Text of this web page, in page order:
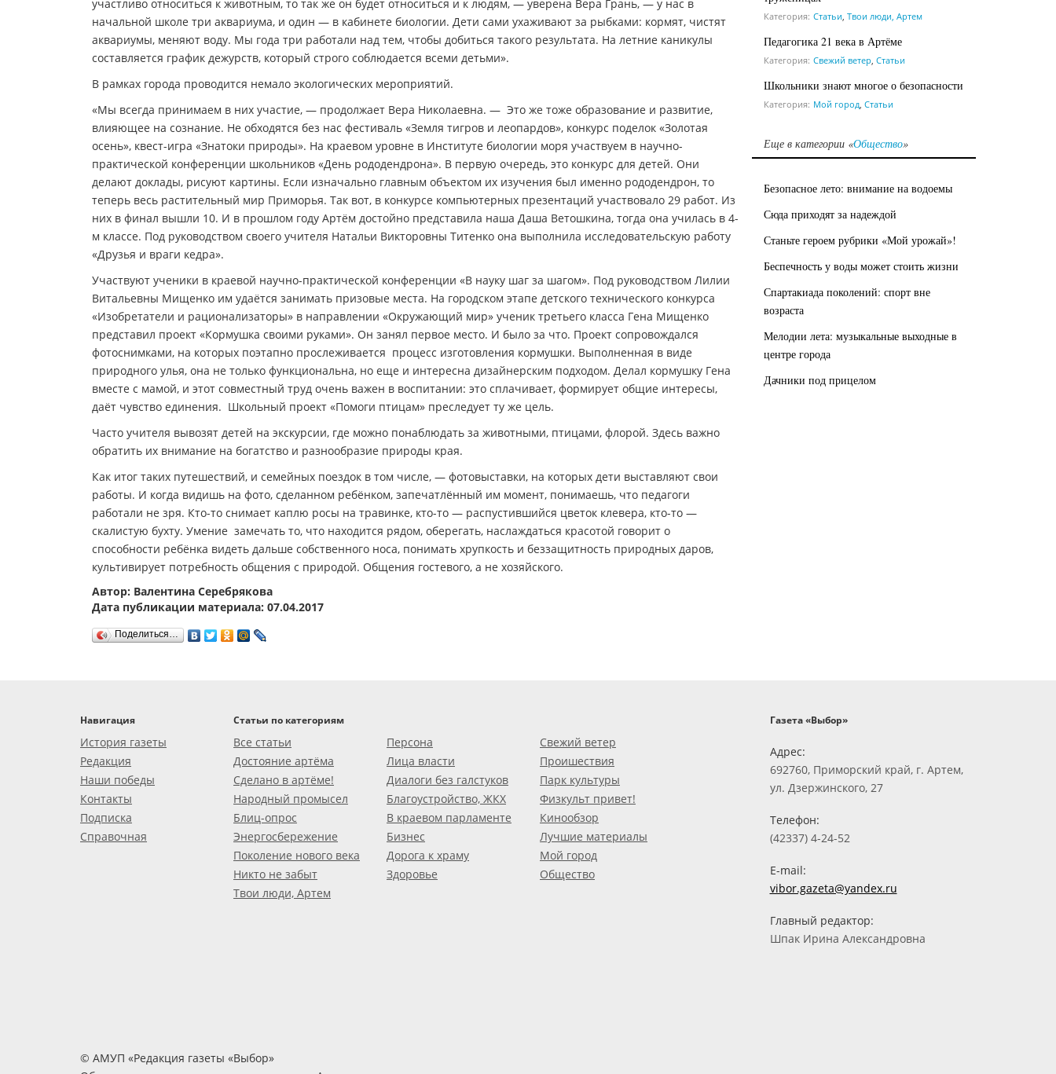
участливо относиться к животным, то так же он будет относиться и к людям, — уверена Вера Грань, — у нас в
начальной школе три аквариума, и один — в кабинете биологии. Дети сами ухаживают за рыбками: кормят, чистят
аквариумы, меняют воду. Мы года три работали над тем, чтобы добиться такого результата. На летние каникулы
составляется график дежурств, который строго соблюдается всеми детьми».
В рамках города проводится немало экологических мероприятий.
«Мы всегда принимаем в них участие, — продолжает Вера Николаевна. — Это же тоже образование и развитие,
влияющее на сознание. Не обходятся без нас фестиваль «Земля тигров и леопардов», конкурс поделок «Золотая
осень», квест-игра «Знатоки природы». На краевом уровне в Институте биологии моря участвуем в научно-
практической конференции школьников «День рододендрона». В первую очередь, это конкурс для детей. Они
делают доклады, рисуют картины. Если изначально главным объектом их изучения был именно рододендрон, то
теперь весь растительный мир Приморья. Так вот, в конкурсе компьютерных презентаций участвовало 29 работ. Из
них в финал вышли 10. И в прошлом году Артём достойно представила наша Даша Ветошкина, тогда она училась в 4-
м классе. Под руководством своего учителя Натальи Викторовны Титенко она выполнила исследовательскую работу
«Друзья и враги кедра».
Участвуют ученики в краевой научно-практической конференции «В науку шаг за шагом». Под руководством Лилии
Витальевны Мищенко им удаётся занимать призовые места. На городском этапе детского технического конкурса
«Изобретатели и рационализаторы» в направлении «Окружающий мир» ученик третьего класса Гена Мищенко
представил проект «Кормушка своими руками». Он занял первое место. И было за что. Проект сопровождался
фотоснимками, на которых поэтапно прослеживается процесс изготовления кормушки. Выполненная в виде
природного улья, она не только функциональна, но еще и интересна дизайнерским подходом. Делал кормушку Гена
вместе с мамой, и этот совместный труд очень важен в воспитании: это сплачивает, формирует общие интересы,
даёт чувство единения. Школьный проект «Помоги птицам» преследует ту же цель.
Часто учителя вывозят детей на экскурсии, где можно понаблюдать за животными, птицами, флорой. Здесь важно
обратить их внимание на богатство и разнообразие природы края.
Как итог таких путешествий, и семейных поездок в том числе, — фотовыставки, на которых дети выставляют свои
работы. И когда видишь на фото, сделанном ребёнком, запечатлённый им момент, понимаешь, что педагоги
работали не зря. Кто-то снимает каплю росы на травинке, кто-то — распустившийся цветок клевера, кто-то —
скалистую бухту. Умение замечать то, что находится рядом, оберегать, наслаждаться красотой говорит о
способности ребёнка видеть дальше собственного носа, понимать хрупкость и беззащитность природных даров,
культивирует потребность общения с природой. Общения гостевого, а не хозяйского.
Автор: Валентина Серебрякова
Дата публикации материала: 07.04.2017
Поделиться…
Категория: Статьи Твои люди, Артем
Педагогика 21 века в Артёме
Категория: Свежий ветер Статьи
Школьники знают многое о безопасности
Категория: Мой город Статьи
Еще в категории «Общество»
Безопасное лето: внимание на водоемы
Сюда приходят за надеждой
Станьте героем рубрики «Мой урожай»!
Беспечность у воды может стоить жизни
Спартакиада поколений: спорт вне
возраста
Мелодии лета: музыкальные выходные в
центре города
Дачники под прицелом
Навигация
История газеты
Редакция
Наши победы
Контакты
Подписка
Справочная
Статьи по категориям
Все статьи
Достояние артёма
Сделано в артёме!
Народный промысел
Блиц-опрос
Энергосбережение
Поколение нового века
Никто не забыт
Твои люди, Артем
Персона
Лица власти
Диалоги без галстуков
Благоустройство, ЖКХ
В краевом парламенте
Бизнес
Дорога к храму
Здоровье
Свежий ветер
Проишествия
Парк культуры
Физкульт привет!
Кинообзор
Лучшие материалы
Мой город
Общество
Газета «Выбор»
Адрес:
692760, Приморский край, г. Артем,
ул. Дзержинского, 27
Телефон:
(42337) 4-24-52
E-mail:
vibor.gazeta@yandex.ru
Главный редактор:
Шпак Ирина Александровна
© АМУП «Редакция газеты «Выбор»